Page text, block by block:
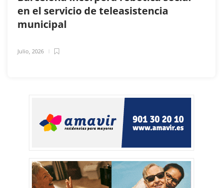
en el servicio de teleasistencia
municipal
Julio, 2026